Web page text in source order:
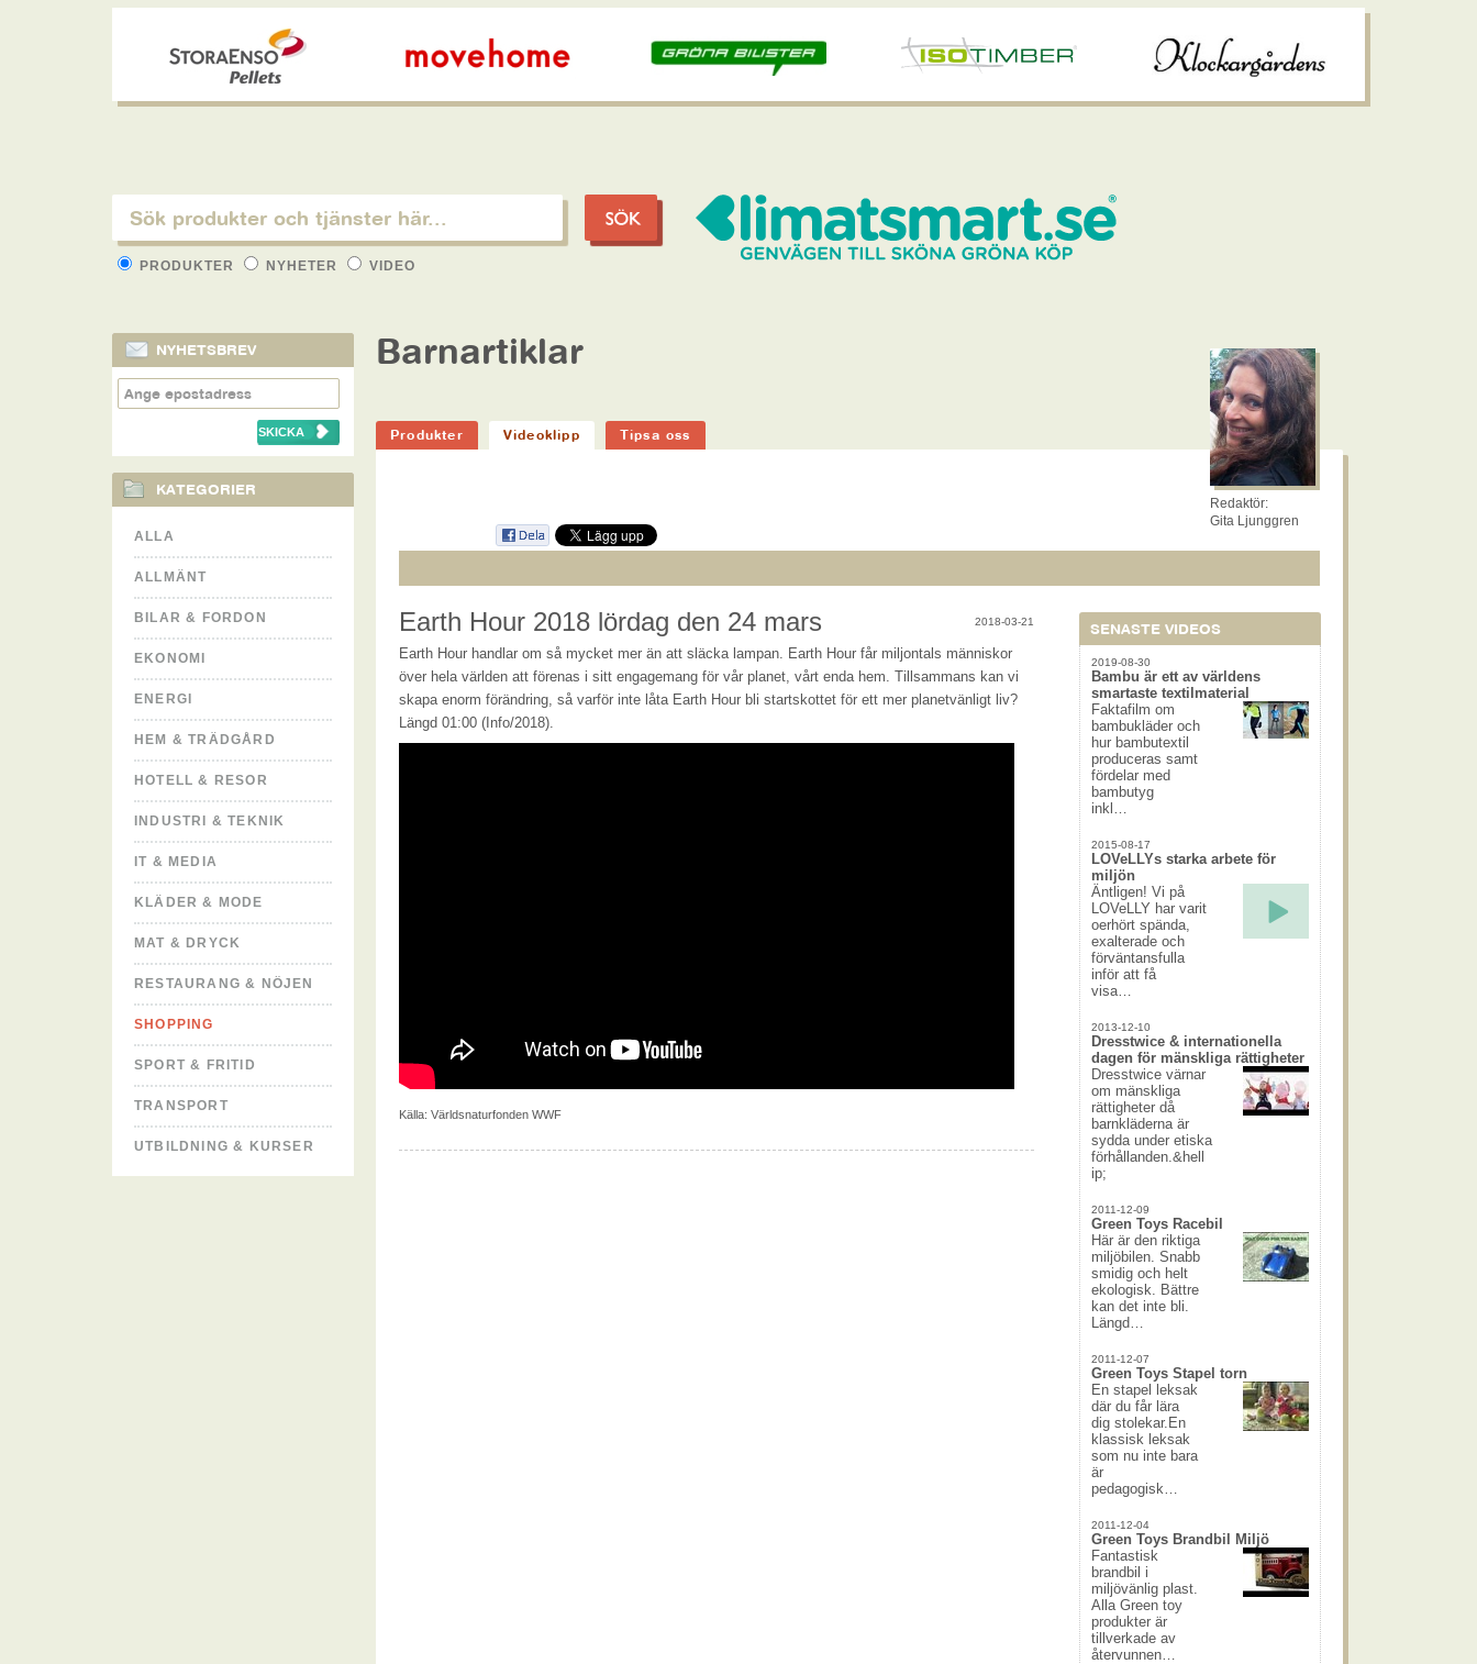
PRODUKTER NYHETER VIDEO
NYHETSBREV
KATEGORIER
ALLA
ALLMÄNT
BILAR & FORDON
EKONOMI
ENERGI
HEM & TRÄDGÅRD
HOTELL & RESOR
INDUSTRI & TEKNIK
IT & MEDIA
KLÄDER & MODE
MAT & DRYCK
RESTAURANG & NÖJEN
SHOPPING
SPORT & FRITID
TRANSPORT
UTBILDNING & KURSER
Barnartiklar
Produkter Videoklipp Tipsa oss
Redaktör:
Gita Ljunggren
Earth Hour 2018 lördag den 24 mars 2018-03-21
Earth Hour handlar om så mycket mer än att släcka lampan. Earth Hour får miljontals människor
över hela världen att förenas i sitt engagemang för vår planet, vårt enda hem. Tillsammans kan vi
skapa enorm förändring, så varför inte låta Earth Hour bli startskottet för ett mer planetvänligt liv?
Längd 01:00 (Info/2018).
Källa: Världsnaturfonden WWF
SENASTE VIDEOS
2019-08-30
Bambu är ett av världens
smartaste textilmaterial
Faktafilm om
bambukläder och
hur bambutextil
produceras samt
fördelar med
bambutyg
inkl…
2015-08-17
LOVeLLYs starka arbete för
miljön
Äntligen! Vi på
LOVeLLY har varit
oerhört spända,
exalterade och
förväntansfulla
inför att få
visa…
2013-12-10
Dresstwice & internationella
dagen för mänskliga rättigheter
Dresstwice värnar
om mänskliga
rättigheter då
barnkläderna är
sydda under etiska
förhållanden.&hell
ip;
2011-12-09
Green Toys Racebil
Här är den riktiga
miljöbilen. Snabb
smidig och helt
ekologisk. Bättre
kan det inte bli.
Längd…
2011-12-07
Green Toys Stapel torn
En stapel leksak
där du får lära
dig stolekar.En
klassisk leksak
som nu inte bara
är
pedagogisk…
2011-12-04
Green Toys Brandbil Miljö
Fantastisk
brandbil i
miljövänlig plast.
Alla Green toy
produkter är
tillverkade av
återvunnen…